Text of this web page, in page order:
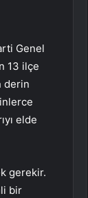
Genel
13 ilçe
derin
elde
gerekir.
bir